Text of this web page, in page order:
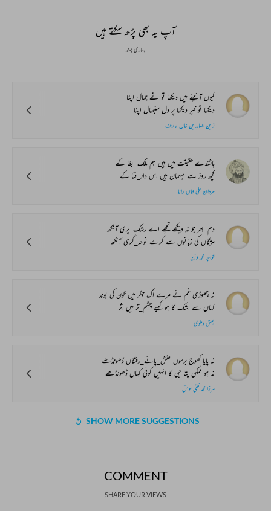
آپ یہ بھی پڑھ سکتے ہیں
ہماری پسند
کیوں آئینے میں دیکھا تو نے جمال اپنا
دیکھا تو خیر دیکھا پر دل سنبھال اپنا
زین العابدین خاں عارف
باشندے حقیقت میں ہیں ہم ملک_بقا کے
کچھ روز سے میہمان ہیں اس دار_فنا کے
مردان علی خاں رانا
دم_بھر جو نہ دیکھے تجھے اے رشک_پری آنکھ
مژگاں کی زبانوں سے کرے نوحہ_گری آنکھ
خواجہ محمد وزیر
نہ چھوڑی غم نے مرے اک جگر میں خون کی بوند
کہاں سے اشک کا ہو کہیے چشم_تر میں اثر
عیش دہلوی
نہ پایا کھوج برسوں نقش_پائے_رفتگاں ڈھونڈھے
نہ ہو ممکن پتا جن کا انہیں کوئی کہاں ڈھونڈھے
مرزا محمد تقی ہوسؔ
SHOW MORE SUGGESTIONS
COMMENT
SHARE YOUR VIEWS